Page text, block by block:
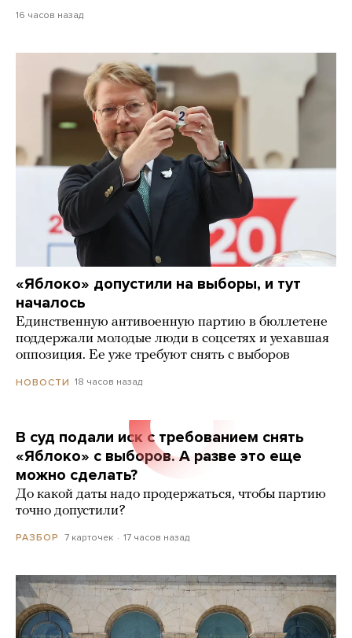
16 часов назад
«Яблоко» допустили на выборы, и тут
началось
Единственную антивоенную партию в бюллетене
поддержали молодые люди в соцсетях и уехавшая
оппозиция. Ее уже требуют снять с выборов
НОВОСТИ 18 часов назад
В суд подали иск с требованием снять
«Яблоко» с выборов. А разве это еще
можно сделать?
До какой даты надо продержаться, чтобы партию
точно допустили?
РАЗБОР 7 карточек 17 часов назад